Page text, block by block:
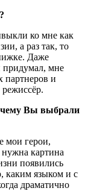
?
ко мне как
а раз так, то
Даже
придумал, мне
партнеров и
режиссёр.
Вы выбрали
мои герои,
нужна картина
появились
каким языком и с
драматично